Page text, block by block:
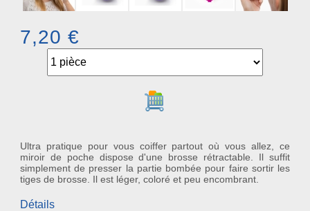
7,20 €
Ajouter au panier
Ultra pratique pour vous coiffer partout où vous allez, ce
miroir de poche dispose d'une brosse rétractable. Il suffit
simplement de presser la partie bombée pour faire sortir les
tiges de brosse. Il est léger, coloré et peu encombrant.
Détails